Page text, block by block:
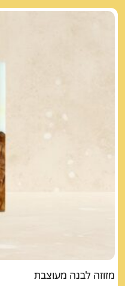
מזוזה לבנה מעוצבת